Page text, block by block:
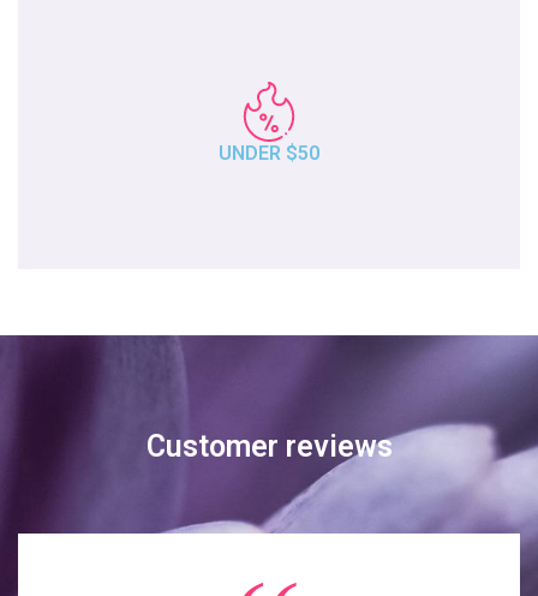
UNDER $50
Customer reviews